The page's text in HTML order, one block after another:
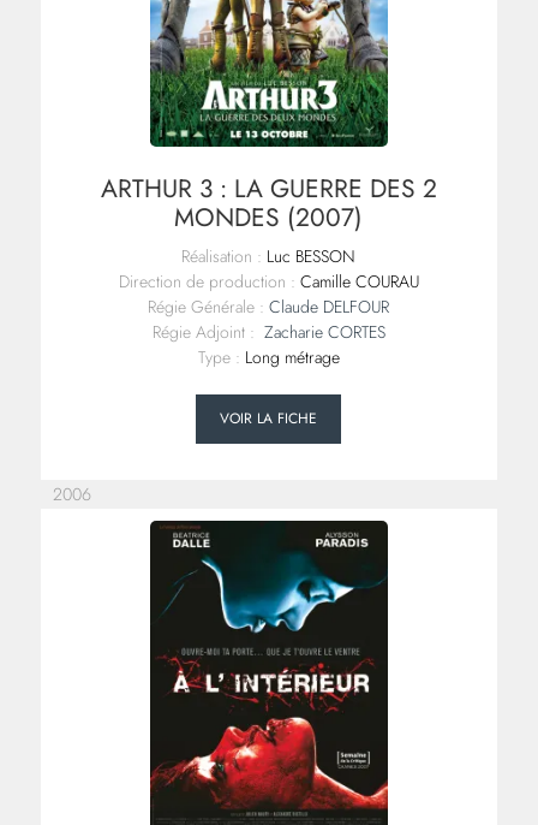
ARTHUR 3 : LA GUERRE DES 2
MONDES (2007)
Réalisation : Luc BESSON
Direction de production : Camille COURAU
Régie Générale : Claude DELFOUR
Régie Adjoint : Zacharie CORTES
Type : Long métrage
VOIR LA FICHE
2006